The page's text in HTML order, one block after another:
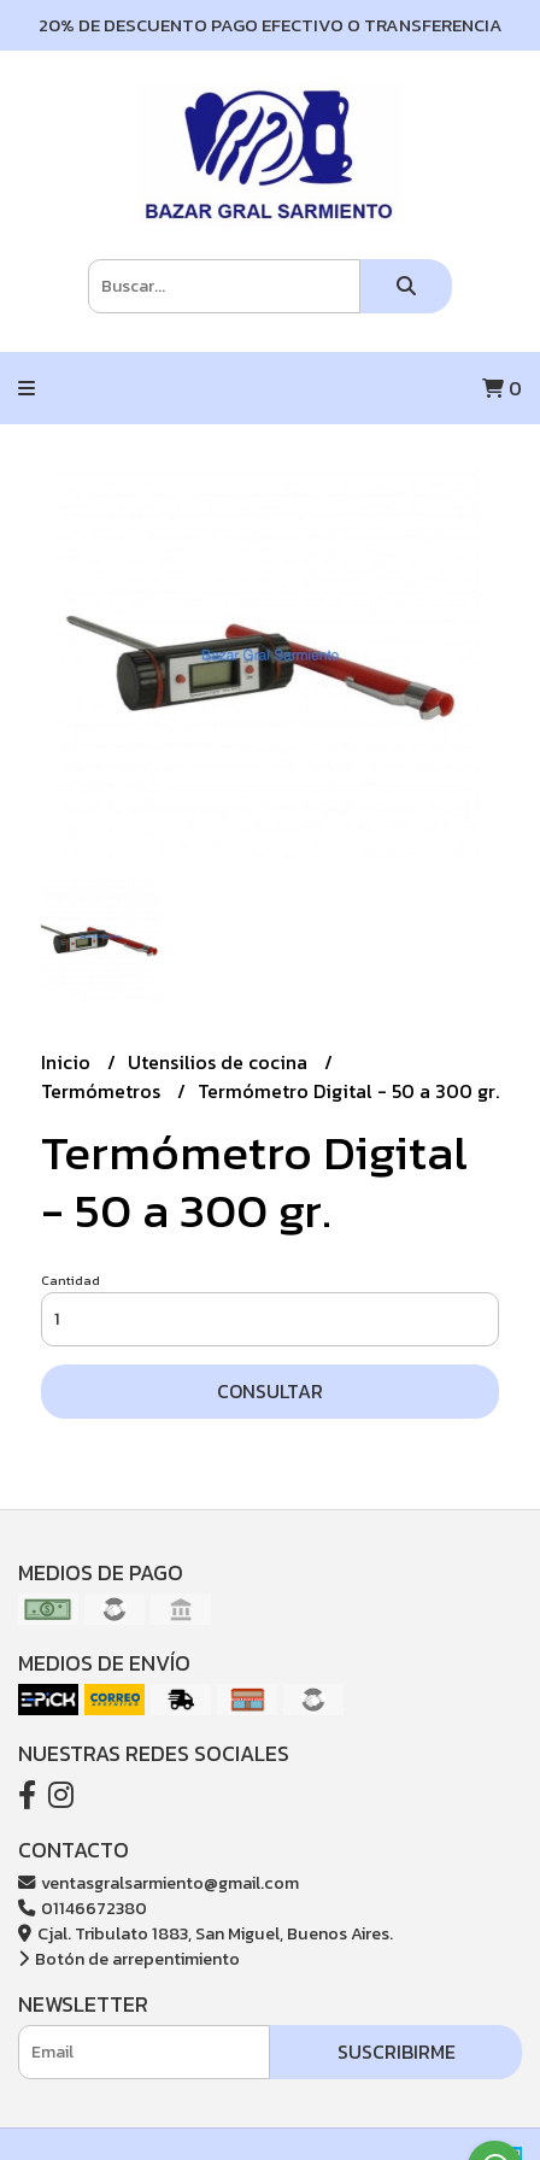
20% DE DESCUENTO PAGO EFECTIVO O TRANSFERENCIA
0
Inicio
Utensilios de cocina
Termómetros
Termómetro Digital - 50 a 300 gr.
Termómetro Digital
- 50 a 300 gr.
Cantidad
CONSULTAR
MEDIOS DE PAGO
MEDIOS DE ENVÍO
NUESTRAS REDES SOCIALES
CONTACTO
ventasgralsarmiento@gmail.com
01146672380
Cjal. Tribulato 1883, San Miguel, Buenos Aires.
Botón de arrepentimiento
NEWSLETTER
SUSCRIBIRME